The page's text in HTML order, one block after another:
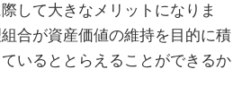
して大きなメリットになりま
合が資産価値の維持を目的に積
いるととらえることができるか